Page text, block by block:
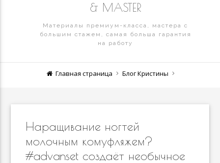
& MASTER
Материалы премиум-класса, мастера с
большим стажем, самая больша гарантия
на работу
Главная страница Блог Кристины
Наращивание ногтей
молочным комуфляжем?
#advanset создаёт необычное